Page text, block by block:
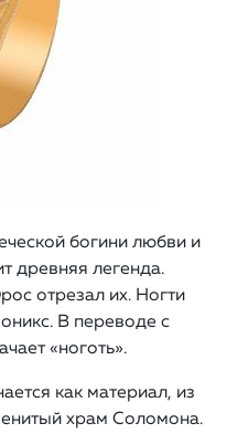
богини любви и
древняя легенда.
отрезал их. Ногти
В переводе с
«ноготь».
как материал, из
храм Соломона.